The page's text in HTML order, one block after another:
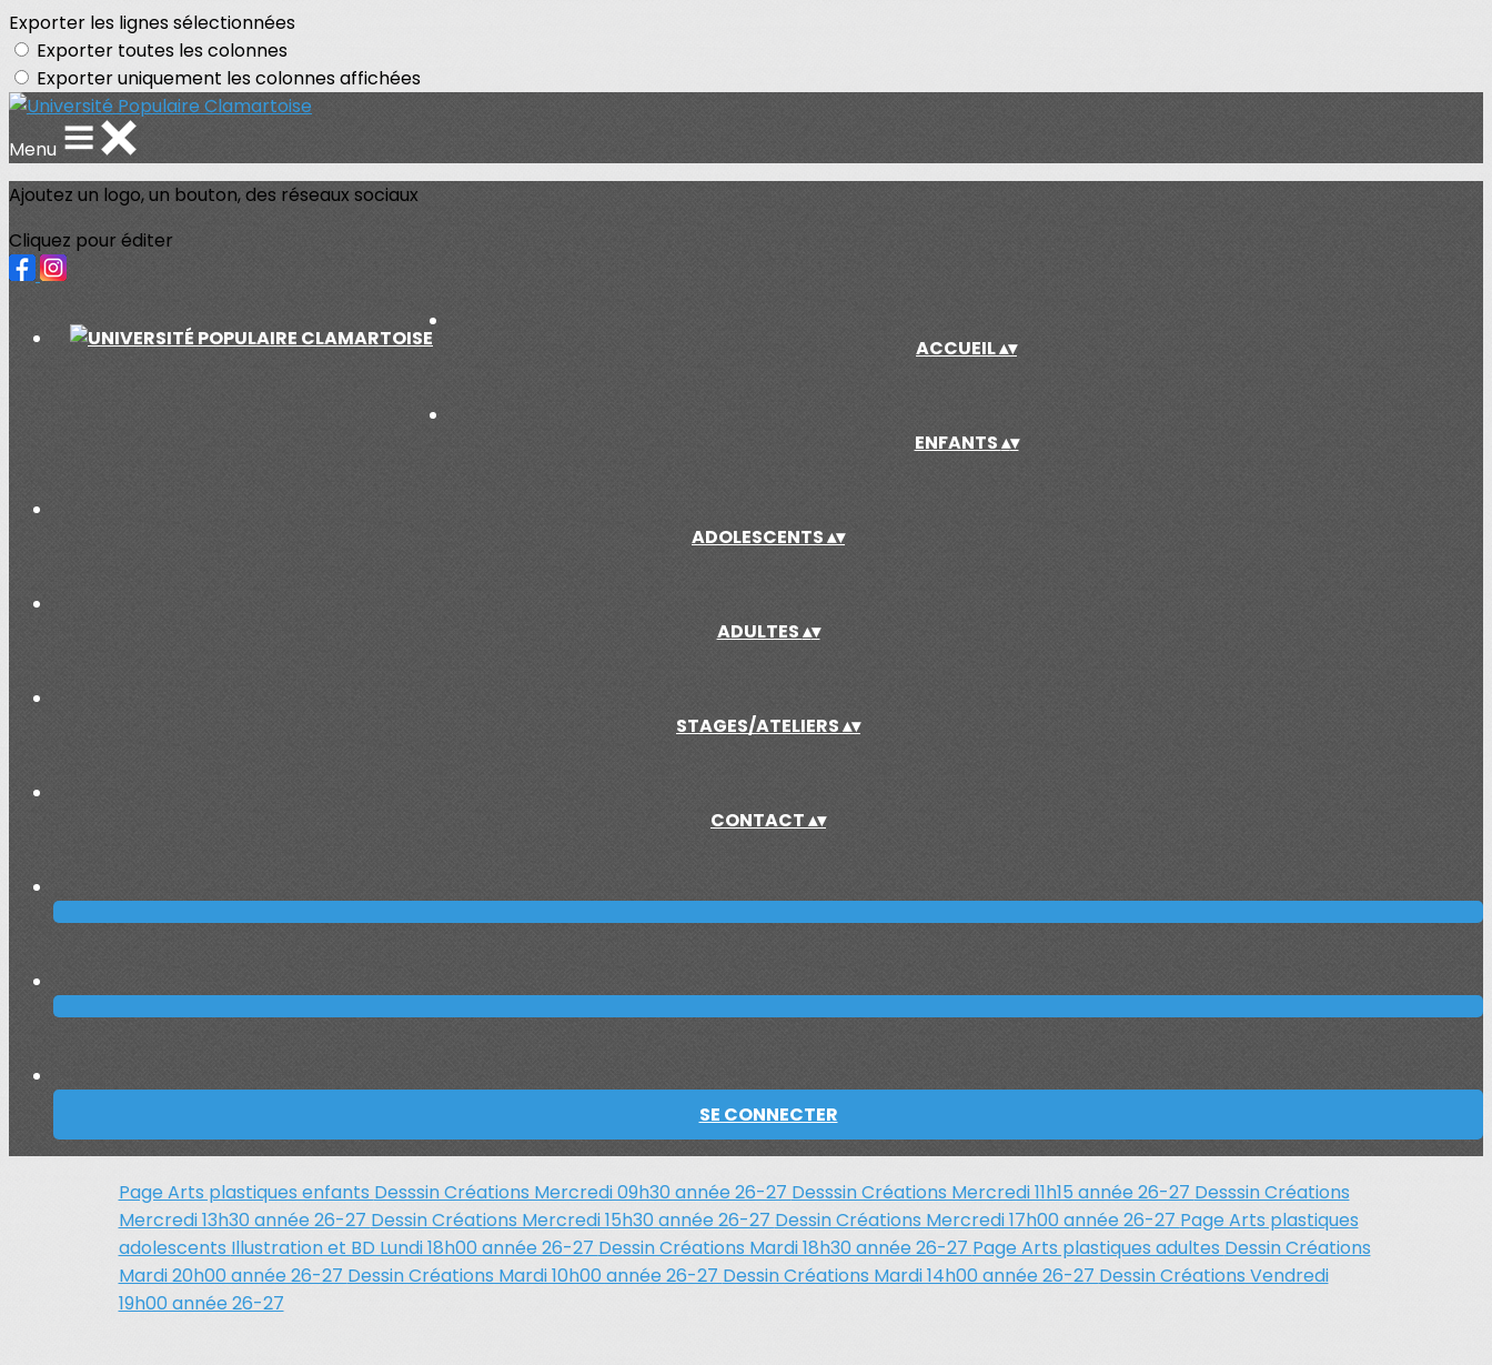
Exporter les lignes sélectionnées
Exporter toutes les colonnes
Exporter uniquement les colonnes affichées
Menu
Ajoutez un logo, un bouton, des réseaux sociaux
Cliquez pour éditer
ACCUEIL▴▾
ENFANTS▴▾
ADOLESCENTS▴▾
ADULTES▴▾
STAGES/ATELIERS▴▾
CONTACT▴▾
SE CONNECTER
Page Arts plastiques enfants Desssin Créations Mercredi 09h30 année 26-27 Desssin Créations Mercredi 11h15 année 26-27 Desssin Créations
Mercredi 13h30 année 26-27 Dessin Créations Mercredi 15h30 année 26-27 Dessin Créations Mercredi 17h00 année 26-27 Page Arts plastiques
adolescents Illustration et BD Lundi 18h00 année 26-27 Dessin Créations Mardi 18h30 année 26-27 Page Arts plastiques adultes Dessin Créations
Mardi 20h00 année 26-27 Dessin Créations Mardi 10h00 année 26-27 Dessin Créations Mardi 14h00 année 26-27 Dessin Créations Vendredi
19h00 année 26-27